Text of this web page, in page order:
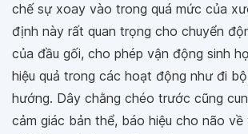
chế sự xoay vào trong quá mức của
định này rất quan trọng cho chuyển
của đầu gối, cho phép vận động sinh
hiệu quả trong các hoạt động như đi
hướng. Dây chằng chéo trước cũng
cảm giác bản thể, báo hiệu cho não